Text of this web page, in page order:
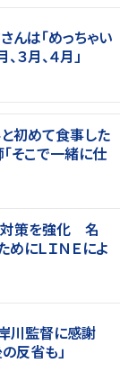
んは「めっちゃい
３月、４月」
と初めて食事した
そこで一緒に仕
対策を強化 名
にＬＩＮＥによ
川監督に感謝
反省も」